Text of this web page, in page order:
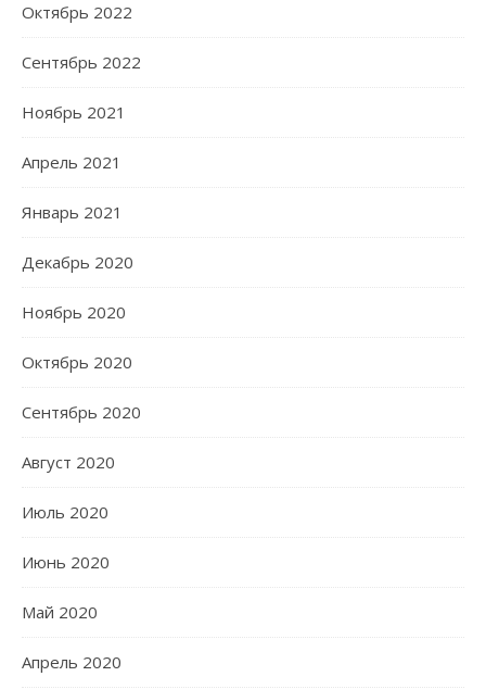
Октябрь 2022
Сентябрь 2022
Ноябрь 2021
Апрель 2021
Январь 2021
Декабрь 2020
Ноябрь 2020
Октябрь 2020
Сентябрь 2020
Август 2020
Июль 2020
Июнь 2020
Май 2020
Апрель 2020